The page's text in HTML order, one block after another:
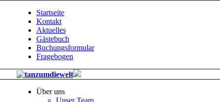
Startseite
Kontakt
Aktuelles
Gästebuch
Buchungsformular
Fragebogen
Über uns
Unser Team